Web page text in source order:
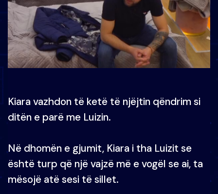
Kiara vazhdon të ketë të njëjtin qëndrim si
ditën e parë me Luizin.
Në dhomën e gjumit, Kiara i tha Luizit se
është turp që një vajzë më e vogël se ai, ta
mësojë atë sesi të sillet.